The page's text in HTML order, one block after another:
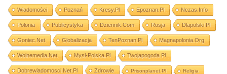
Wiadomości Poznań Kresy.pl Epoznan.pl Nczas.info
Polonia Publicystyka Dziennik.com Rosja Dlapolski.pl
Goniec.net Globalizacja TenPoznan.pl Magnapolonia.org
Wolnemedia.net Mysl-Polska.pl Twojapogoda.pl
Dobrewiadomosci.net.pl Zdrowie Prisonplanet.pl Religia